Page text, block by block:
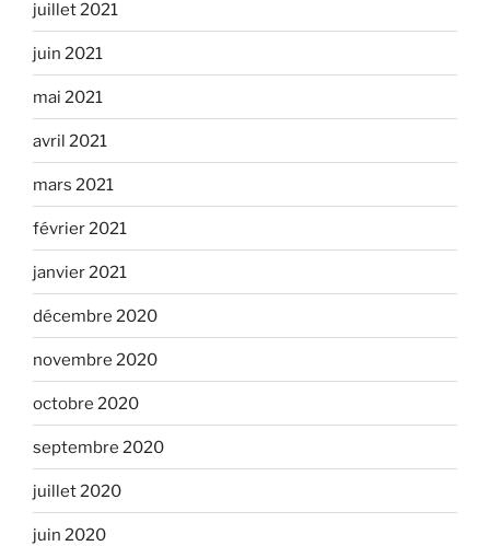
juillet 2021
juin 2021
mai 2021
avril 2021
mars 2021
février 2021
janvier 2021
décembre 2020
novembre 2020
octobre 2020
septembre 2020
juillet 2020
juin 2020